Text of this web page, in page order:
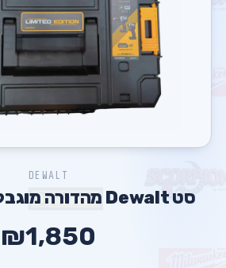
DEWALT
סט Dewalt מהדורה מוגבלת McLaren
₪1,850